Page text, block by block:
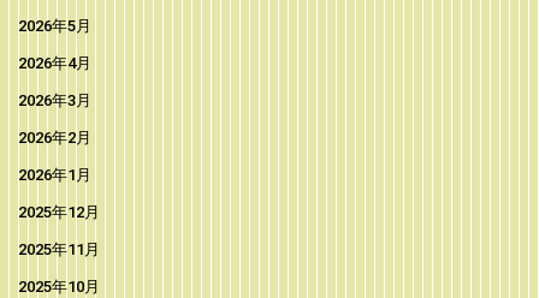
2026年5月
2026年4月
2026年3月
2026年2月
2026年1月
2025年12月
2025年11月
2025年10月